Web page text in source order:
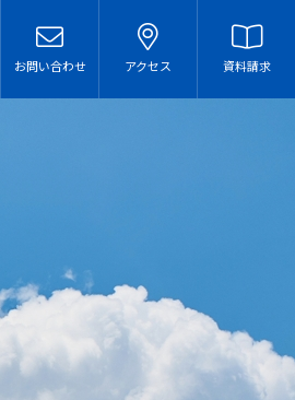
お問い合わせ アクセス 資料請求